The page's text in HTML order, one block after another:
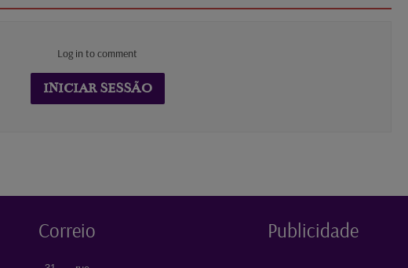
Log in to comment
INICIAR SESSÃO
Correio Publicidade